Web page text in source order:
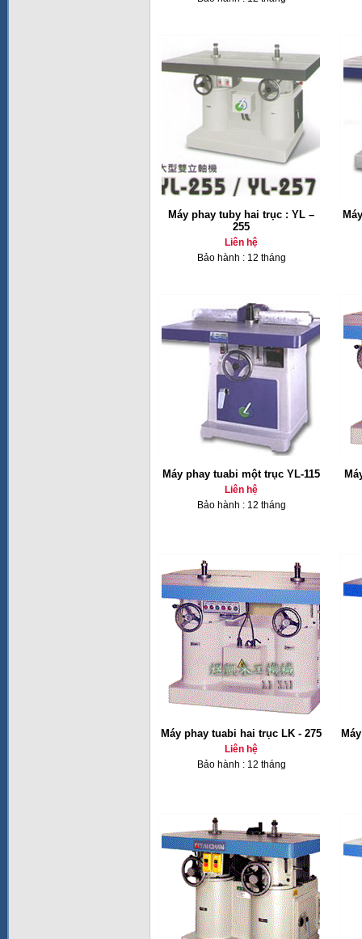
Máy phay tuby hai trục : YL –
255
Liên hệ
Bảo hành : 12 tháng
Máy phay tuabi một trục YL-115
Liên hệ
Bảo hành : 12 tháng
Máy phay tuabi hai trục LK - 275
Liên hệ
Bảo hành : 12 tháng